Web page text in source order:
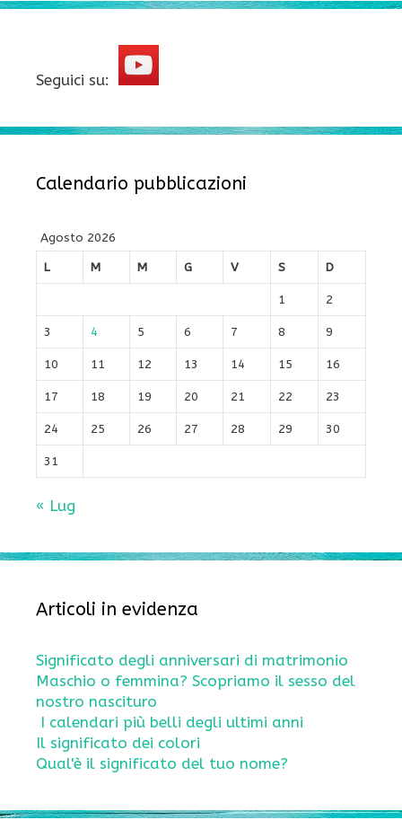
Seguici su:
Calendario pubblicazioni
Agosto 2026
L
M M G V S D
1 2
3 4 5 6 7 8 9
10 11 12 13 14 15 16
17 18 19 20 21 22 23
24 25 26 27 28 29 30
31
« Lug
Articoli in evidenza
Significato degli anniversari di matrimonio
Maschio o femmina? Scopriamo il sesso del
nostro nascituro
I calendari più belli degli ultimi anni
Il significato dei colori
Qual'è il significato del tuo nome?